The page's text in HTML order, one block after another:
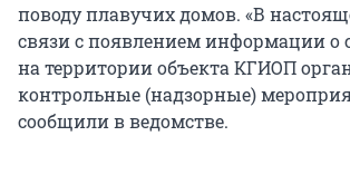
поводу плавучих домов. «В
связи с появлением информации о
на территории объекта КГИОП
контрольные (надзорные)
сообщили в ведомстве.